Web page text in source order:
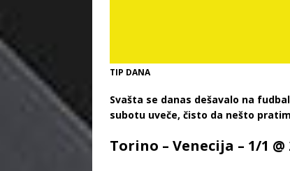
TIP DANA
Svašta se danas dešavalo na
subotu uveče, čisto da nešto
Torino – Venecija – 1/1